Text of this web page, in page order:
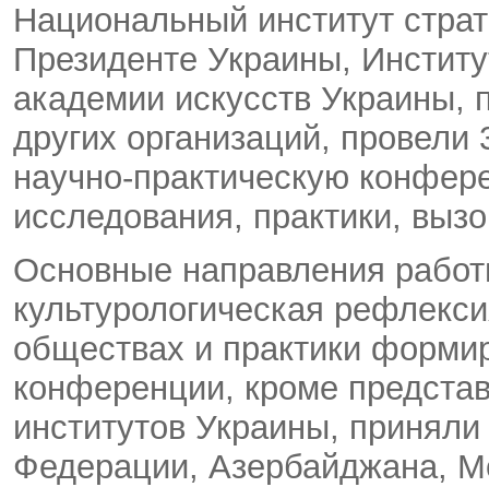
Национальный институт
Президенте Украины,
академии искусств Украины,
других организаций,
научно-практическую
исследования, практики,
Основные направления
культурологическая
обществах и практики
конференции, кроме
институтов Украины,
Федерации, Азербайджана,